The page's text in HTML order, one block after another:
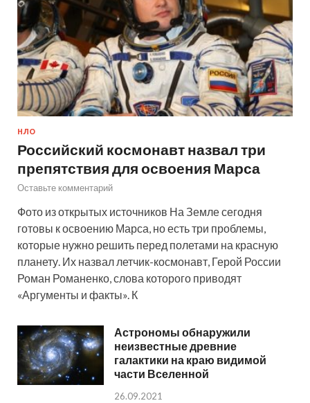
НЛО
Российский космонавт назвал три
препятствия для освоения Марса
Оставьте комментарий
Фото из открытых источников На Земле сегодня
готовы к освоению Марса, но есть три проблемы,
которые нужно решить перед полетами на красную
планету. Их назвал летчик-космонавт, Герой России
Роман Романенко, слова которого приводят
«Аргументы и факты». К
Астрономы обнаружили
неизвестные древние
галактики на краю видимой
части Вселенной
26.09.2021